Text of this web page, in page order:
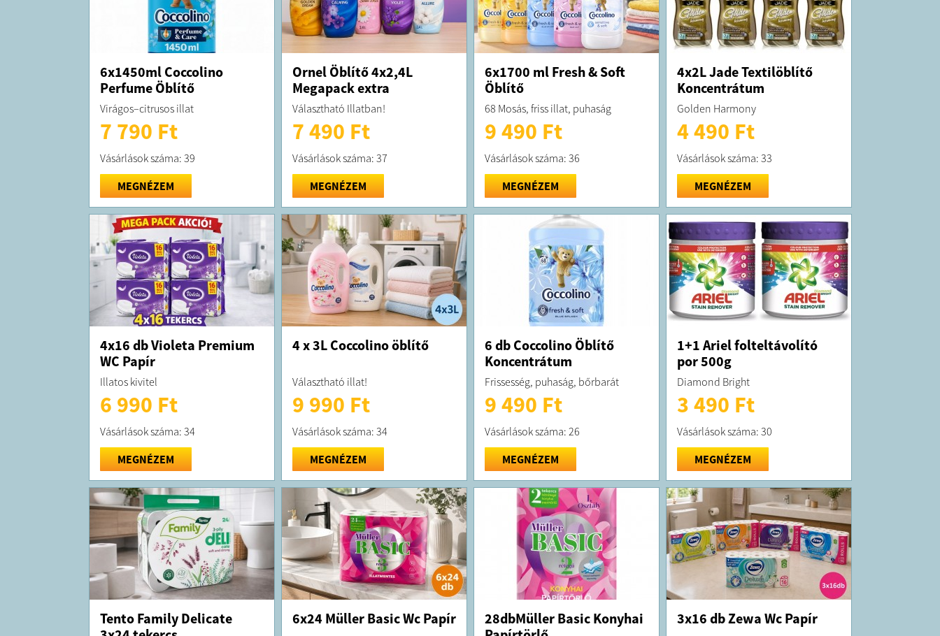
6x1450ml Coccolino
Perfume Öblítő
Virágos–citrusos illat
7 790 Ft
Vásárlások száma: 39
MEGNÉZEM
Ornel Öblítő 4x2,4L
Megapack extra
Választható Illatban!
7 490 Ft
Vásárlások száma: 37
MEGNÉZEM
6x1700 ml Fresh & Soft
Öblítő
68 Mosás, friss illat, puhaság
9 490 Ft
Vásárlások száma: 36
MEGNÉZEM
4x2L Jade Textilöblítő
Koncentrátum
Golden Harmony
4 490 Ft
Vásárlások száma: 33
MEGNÉZEM
4x16 db Violeta Premium
WC Papír
Illatos kivitel
6 990 Ft
Vásárlások száma: 34
MEGNÉZEM
4 x 3L Coccolino öblítő
Választható illat!
9 990 Ft
Vásárlások száma: 34
MEGNÉZEM
6 db Coccolino Öblítő
Koncentrátum
Frissesség, puhaság, bőrbarát
9 490 Ft
Vásárlások száma: 26
MEGNÉZEM
1+1 Ariel folteltávolító
por 500g
Diamond Bright
3 490 Ft
Vásárlások száma: 30
MEGNÉZEM
Tento Family Delicate
6x24 Müller Basic Wc Papír
28dbMüller Basic Konyhai
3x16 db Zewa Wc Papír